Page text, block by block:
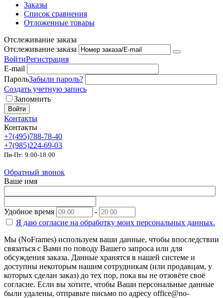
Заказы
Список сравнения
Отложенные товары
Отслеживание заказа
Отслеживание заказа
ВойтиРегистрация
E-mail
ПарольЗабыли пароль?
Создать учетную запись
Запомнить
Войти
Контакты
Контакты
+7(495)788-78-40
+7(985)224-69-03
Пн-Пт: 9:00-18:00
Обратный звонок
Ваше имя
Удобное время
-
Я даю согласие на обработку моих персональных данных.
Мы (NoFrames) используем ваши данные, чтобы впоследствии
связаться с Вами по поводу Вашего запроса или для
обсуждения заказа. Данные хранятся в нашей системе и
доступны некоторым нашим сотрудникам (или продавцам, у
которых сделан заказ) до тех пор, пока вы не отзовёте своё
согласие. Если вы хотите, чтобы Ваши персональные данные
были удалены, отправьте письмо по адресу office@no-